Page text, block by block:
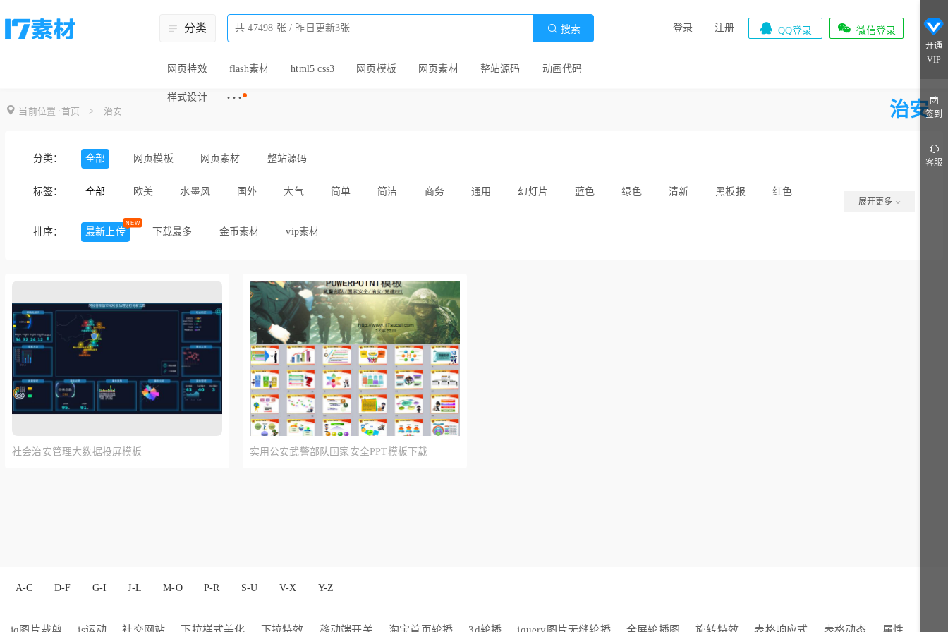
分类  搜索
网页特效 flash素材 html5 css3 网页模板 网页素材 整站源码 动画代码
样式设计 ···
登录 注册  QQ登录  微信登录
当前位置 :首页 > 治安 治安
分类： 全部 网页模板 网页素材 整站源码
标签： 全部 欧美 水墨风 国外 大气 简单 简洁 商务 通用 幻灯片 蓝色 绿色 清新 黑板报 红色
橙色
展开更多
排序： 最新上传 下载最多 金币素材 vip素材
社会治安管理大数据投屏模板 实用公安武警部队国家安全PPT模板下载
A-C D-F G-I J-L M-O P-R S-U V-X Y-Z
开通
VIP
签到
客服